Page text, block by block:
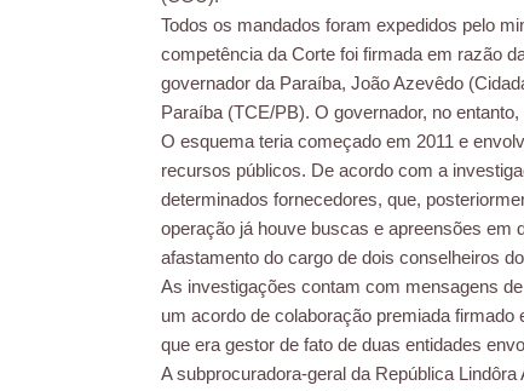
Todos os mandados foram expedidos pelo
competência da Corte foi firmada em razão
governador da Paraíba, João Azevêdo
Paraíba (TCE/PB). O governador, no
O esquema teria começado em 2011 e
recursos públicos. De acordo com a
determinados fornecedores, que,
operação já houve buscas e apreensões em
afastamento do cargo de dois conselheiros
As investigações contam com mensagens
um acordo de colaboração premiada
que era gestor de fato de duas entidades
A subprocuradora-geral da República